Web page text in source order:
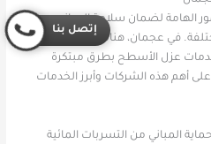
الهامة لضمان سلامة المباني
في عجمان، هناك العديد من
عزل الأسطح بطرق مبتكرة
أهم هذه الشركات وأبرز الخدمات
المباني من التسربات المائية
إتصل بنا